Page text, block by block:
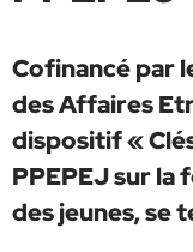
Cofinancé par
des Affaires
dispositif «
PPEPEJ sur la
des jeunes, se